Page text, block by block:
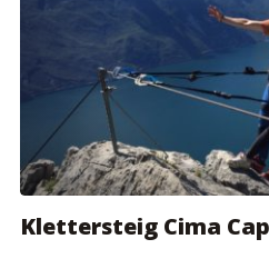
Klettersteig Cima